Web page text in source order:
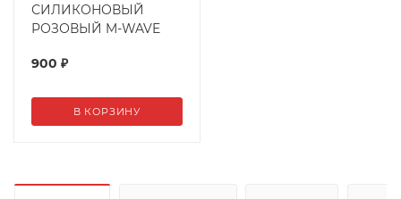
СИЛИКОНОВЫЙ
РОЗОВЫЙ M-WAVE
900 ₽
В КОРЗИНУ